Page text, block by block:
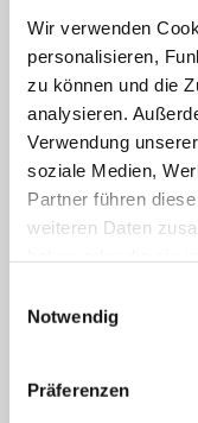
Wir verwenden
personalisieren,
zu können und die
analysieren.
Verwendung
soziale Medien,
Partner führen
weiteren Daten
Notwendig
Präferenzen
Auskleiden
Kleine Hilfen
Kleine Hilfen
schneiden